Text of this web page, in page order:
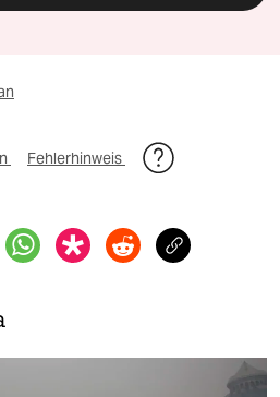
Fehlerhinweis